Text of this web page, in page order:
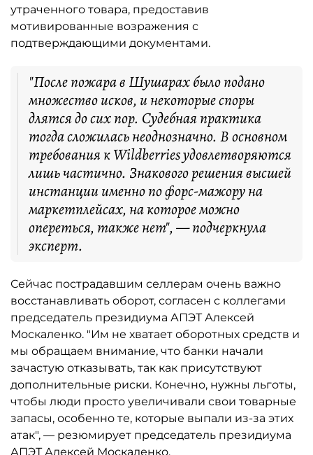
утраченного товара, предоставив
мотивированные возражения с
подтверждающими документами.
"После пожара в Шушарах было подано
множество исков, и некоторые споры
длятся до сих пор. Судебная практика
тогда сложилась неоднозначно. В основном
требования к Wildberries удовлетворяются
лишь частично. Знакового решения высшей
инстанции именно по форс-мажору на
маркетплейсах, на которое можно
опереться, также нет", — подчеркнула
эксперт.
Сейчас пострадавшим селлерам очень важно
восстанавливать оборот, согласен с коллегами
председатель президиума АПЭТ Алексей
Москаленко. "Им не хватает оборотных средств и
мы обращаем внимание, что банки начали
зачастую отказывать, так как присутствуют
дополнительные риски. Конечно, нужны льготы,
чтобы люди просто увеличивали свои товарные
запасы, особенно те, которые выпали из-за этих
атак", — резюмирует председатель президиума
АПЭТ Алексей Москаленко.